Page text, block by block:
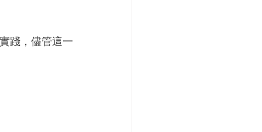
踐，儘管這一